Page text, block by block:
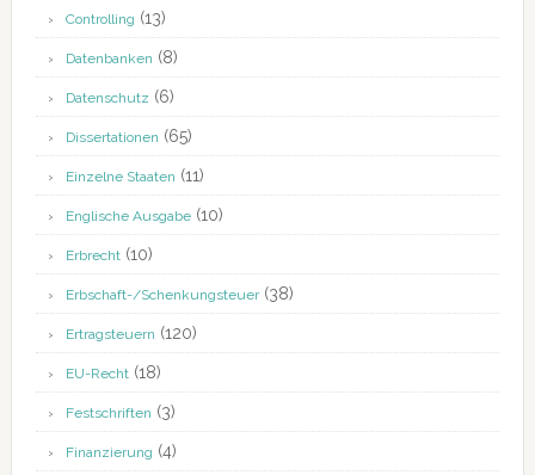
Controlling (13)
Datenbanken (8)
Datenschutz (6)
Dissertationen (65)
Einzelne Staaten (11)
Englische Ausgabe(10)
Erbrecht(10)
Erbschaft-/Schenkungsteuer(38)
Ertragsteuern (120)
EU-Recht(18)
Festschriften (3)
Finanzierung (4)